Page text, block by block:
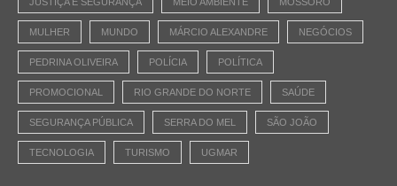
MULHER MUNDO MÁRCIO ALEXANDRE NEGÓCIOS
PEDRINA OLIVEIRA POLÍCIA POLÍTICA
PROMOCIONAL RIO GRANDE DO NORTE SAÚDE
SEGURANÇA PÚBLICA SERRA DO MEL SÃO JOÃO
TECNOLOGIA TURISMO UGMAR